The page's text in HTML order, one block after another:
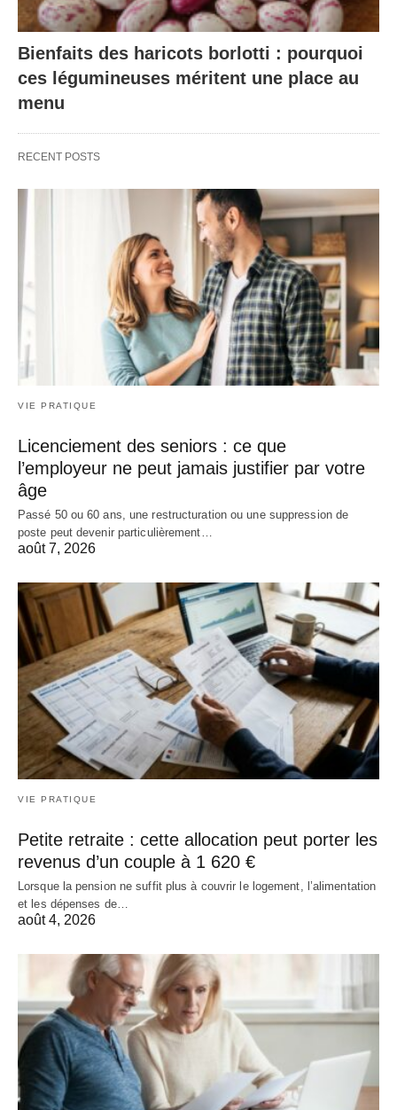
Bienfaits des haricots borlotti : pourquoi
ces légumineuses méritent une place au
menu
RECENT POSTS
VIE PRATIQUE
Licenciement des seniors : ce que
l’employeur ne peut jamais justifier par votre
âge
Passé 50 ou 60 ans, une restructuration ou une suppression de
poste peut devenir particulièrement…
août 7, 2026
VIE PRATIQUE
Petite retraite : cette allocation peut porter les
revenus d’un couple à 1 620 €
Lorsque la pension ne suffit plus à couvrir le logement, l’alimentation
et les dépenses de…
août 4, 2026